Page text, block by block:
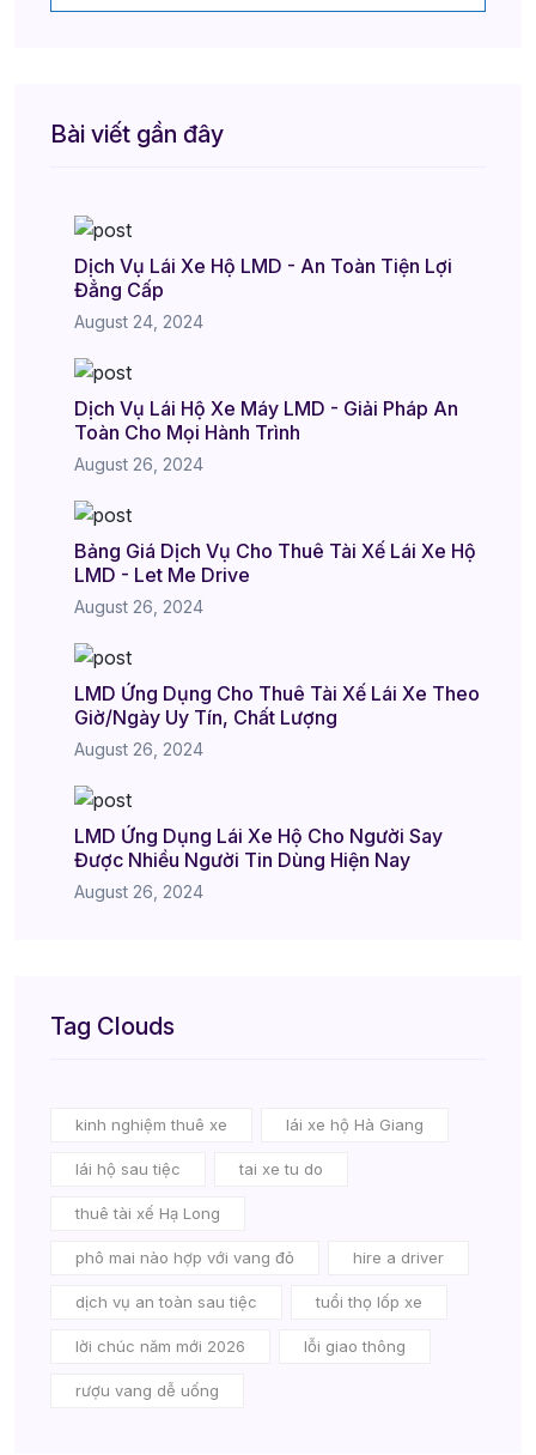
Bài viết gần đây
Dịch Vụ Lái Xe Hộ LMD - An Toàn Tiện Lợi
Đẳng Cấp
August 24, 2024
Dịch Vụ Lái Hộ Xe Máy LMD - Giải Pháp An
Toàn Cho Mọi Hành Trình
August 26, 2024
Bảng Giá Dịch Vụ Cho Thuê Tài Xế Lái Xe Hộ
LMD - Let Me Drive
August 26, 2024
LMD Ứng Dụng Cho Thuê Tài Xế Lái Xe Theo
Giờ/Ngày Uy Tín, Chất Lượng
August 26, 2024
LMD Ứng Dụng Lái Xe Hộ Cho Người Say
Được Nhiều Người Tin Dùng Hiện Nay
August 26, 2024
Tag Clouds
kinh nghiệm thuê xe lái xe hộ Hà Giang
lái hộ sau tiệc tai xe tu do
thuê tài xế Hạ Long
phô mai nào hợp với vang đỏ hire a driver
dịch vụ an toàn sau tiệc tuổi thọ lốp xe
lời chúc năm mới 2026 lỗi giao thông
rượu vang dễ uống